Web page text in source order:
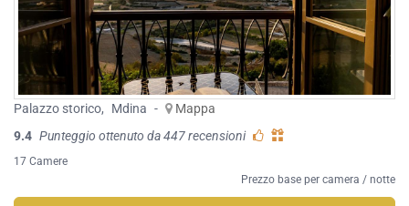
Palazzo storico, Mdina -
Mappa
9.4 Punteggio ottenuto da 447 recensioni
17 Camere
Prezzo base per camera / notte